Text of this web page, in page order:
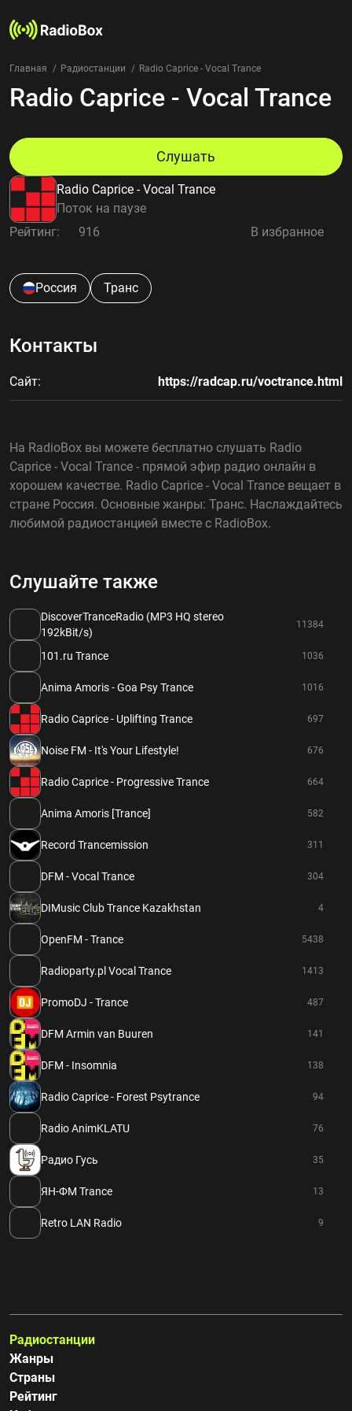
Радиостанции
Страны
Избранное
О нас
Добавить радиостанцию
Конфиденциальность
Главная Радиостанции Radio Caprice - Vocal Trance
Radio Caprice - Vocal Trance
Radio Caprice - Vocal Trance
Поток на паузе
Слушать
Рейтинг: 916 В избранное
Россия Транс
Контакты
Сайт: https://radcap.ru/voctrance.html
На RadioBox вы можете бесплатно слушать Radio
Caprice - Vocal Trance - прямой эфир радио онлайн в
хорошем качестве. Radio Caprice - Vocal Trance вещает в
стране Россия. Основные жанры: Транс. Наслаждайтесь
любимой радиостанцией вместе с RadioBox.
Слушайте также
DiscoverTranceRadio (MP3 HQ stereo
192kBit/s)
11384
101.ru Trance 1036
Anima Amoris - Goa Psy Trance 1016
Radio Caprice - Uplifting Trance 697
Noise FM - It's Your Lifestyle! 676
Radio Caprice - Progressive Trance 664
Anima Amoris [Trance] 582
Record Trancemission 311
DFM - Vocal Trance 304
DIMusic Club Trance Kazakhstan 4
OpenFM - Trance 5438
Radioparty.pl Vocal Trance 1413
PromoDJ - Trance 487
DFM Armin van Buuren 141
DFM - Insomnia 138
Radio Caprice - Forest Psytrance 94
Radio AnimKLATU 76
Радио Гусь 35
ЯН-ФМ Trance 13
Retro LAN Radio 9
Радиостанции
Жанры
Страны
Рейтинг